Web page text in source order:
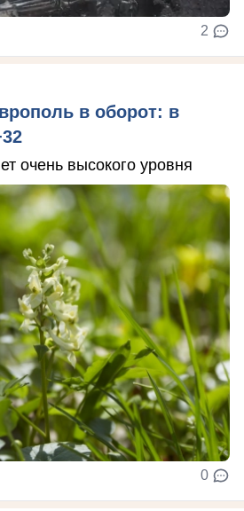
2
в оборот: в
очень высокого уровня
0